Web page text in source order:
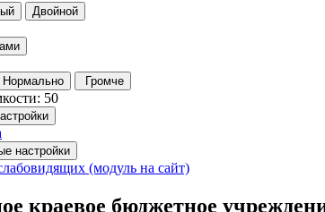
Двойной
Нормально Громче
50
настройки
(модуль на сайт)
краевое бюджетное